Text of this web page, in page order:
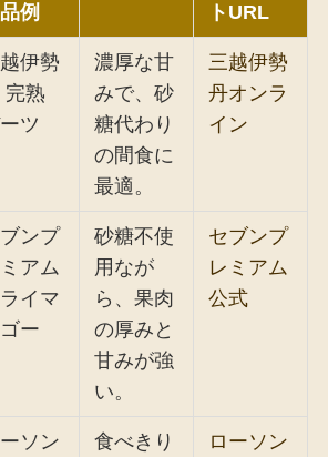
例
トURL
伊勢
完熟
ツ
濃厚な甘
みで、砂
糖代わり
の間食に
最適。
三越伊勢
丹オンラ
イン
ンプ
アム
ライマ
ー
砂糖不使
用なが
ら、果肉
の厚みと
甘みが強
い。
セブンプ
レミアム
公式
ソン
食べきり
ローソン